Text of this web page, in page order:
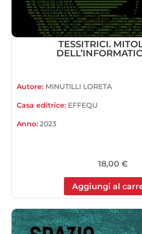
TESSITRICI.
Autore: MINUTILLI LORETA
Casa editrice: EFFEQU
Anno:2023
18,00 €
Aggiungi al